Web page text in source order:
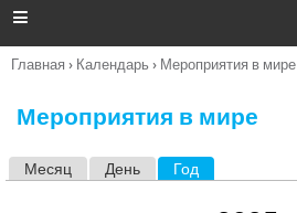
п

Вы
Главная › Календарь › Мероприятия в мире
Мероприятия в мире
Месяц День Год